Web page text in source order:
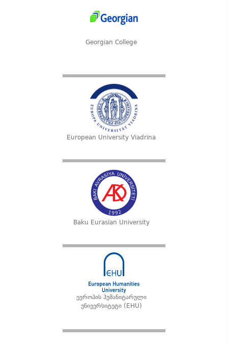
Georgian College
European University Viadrina
Baku Eurasian University
ევროპის ჰუმანიტარული
უნივერსიტეტი (EHU)